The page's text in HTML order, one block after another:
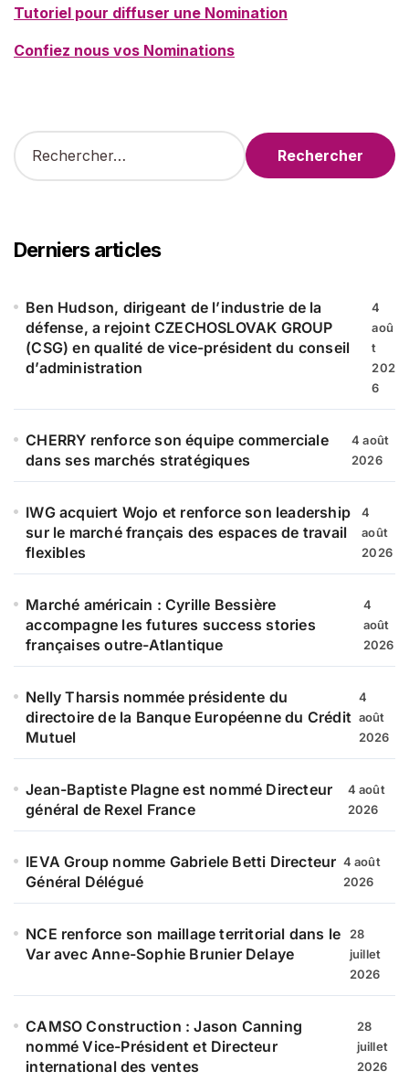
Tutoriel pour diffuser une Nomination
Confiez nous vos Nominations
R
e
r
c
e
Derniers articles
Ben Hudson, dirigeant de l’industrie de la
défense, a rejoint CZECHOSLOVAK GROUP
(CSG) en qualité de vice-président du conseil
d’administration
4
aoû
t
202
6
CHERRY renforce son équipe commerciale
dans ses marchés stratégiques
4 août
2026
IWG acquiert Wojo et renforce son leadership
sur le marché français des espaces de travail
flexibles
4
août
2026
Marché américain : Cyrille Bessière
accompagne les futures success stories
françaises outre-Atlantique
4
août
2026
Nelly Tharsis nommée présidente du
directoire de la Banque Européenne du Crédit
Mutuel
4
août
2026
Jean-Baptiste Plagne est nommé Directeur
général de Rexel France
4 août
2026
IEVA Group nomme Gabriele Betti Directeur
Général Délégué
4 août
2026
NCE renforce son maillage territorial dans le
Var avec Anne-Sophie Brunier Delaye
28
juillet
2026
CAMSO Construction : Jason Canning
nommé Vice-Président et Directeur
international des ventes
28
juillet
2026